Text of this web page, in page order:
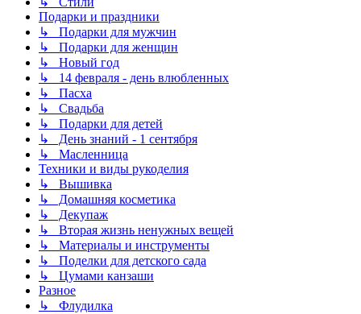
Подарки и праздники
↳ Подарки для мужчин
↳ Подарки для женщин
↳ Новый год
↳ 14 февраля - день влюбленных
↳ Пасха
↳ Свадьба
↳ Подарки для детей
↳ День знаний - 1 сентября
↳ Масленница
Техники и виды рукоделия
↳ Вышивка
↳ Домашняя косметика
↳ Декупаж
↳ Вторая жизнь ненужных вещей
↳ Материалы и инструменты
↳ Поделки для детского сада
↳ Цумами канзаши
Разное
↳ Флудилка